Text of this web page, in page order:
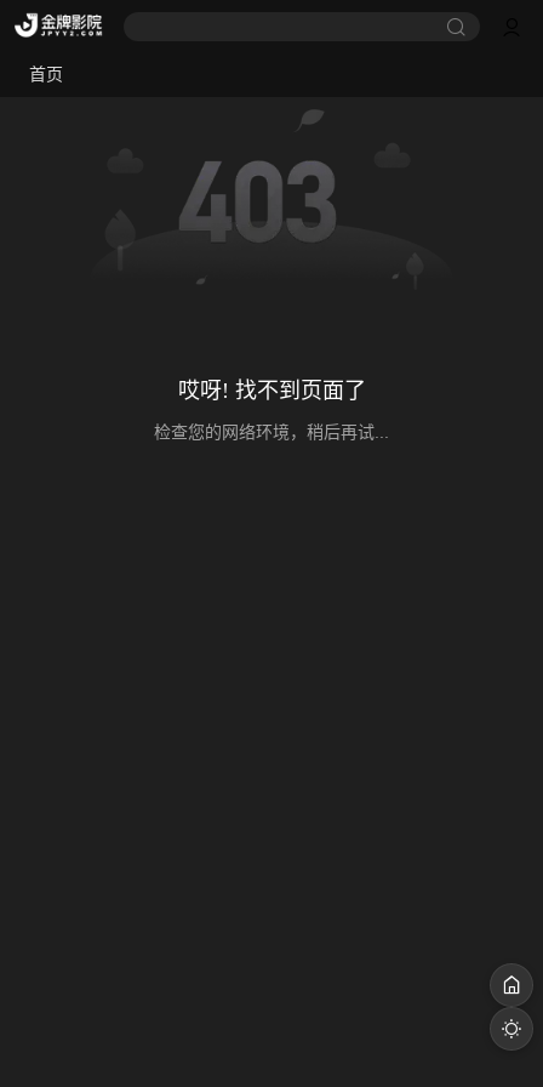
首页
哎呀! 找不到页面了
检查您的网络环境，稍后再试...